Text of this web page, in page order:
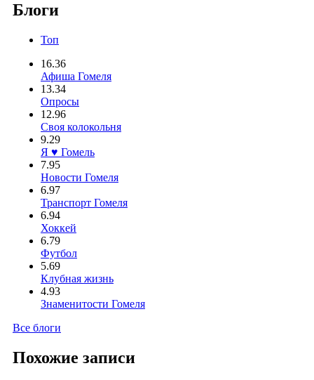
Блоги
Топ
16.36
Афиша Гомеля
13.34
Опросы
12.96
Своя колокольня
9.29
Я ♥ Гомель
7.95
Новости Гомеля
6.97
Транспорт Гомеля
6.94
Хоккей
6.79
Футбол
5.69
Клубная жизнь
4.93
Знаменитости Гомеля
Все блоги
Похожие записи